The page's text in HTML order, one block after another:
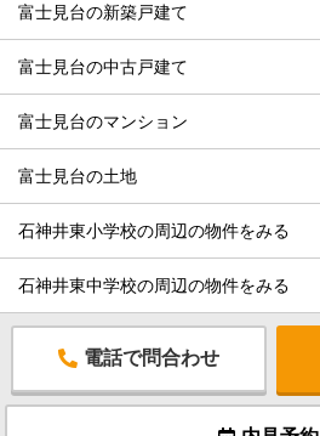
富士見台の新築戸建て
富士見台の中古戸建て
富士見台のマンション
富士見台の土地
石神井東小学校の周辺の物件をみる
石神井東中学校の周辺の物件をみる
電話で問合わせ